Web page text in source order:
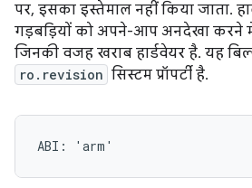
पर, इसका इस्तेमाल नहीं किया जाता.
गड़बड़ियों को अपने-आप अनदेखा करने
जिनकी वजह खराब हार्डवेयर है. यह
ro.revision सिस्टम प्रॉपर्टी है.